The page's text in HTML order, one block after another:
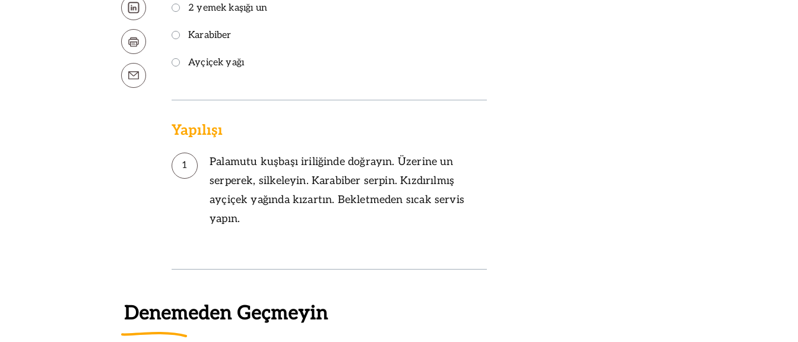
2 yemek kaşığı un
Karabiber
Ayçiçek yağı
Yapılışı
1
Palamutu kuşbaşı iriliğinde doğrayın. Üzerine un
serperek, silkeleyin. Karabiber serpin. Kızdırılmış
ayçiçek yağında kızartın. Bekletmeden sıcak servis
yapın.
Denemeden Geçmeyin